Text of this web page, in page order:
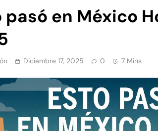
pasó en México
Diciembre 17, 2025 0 7 Mins